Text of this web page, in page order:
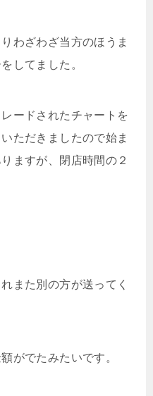
わざわざ当方のほうま
してました。
ードされたチャートを
ただきましたので始ま
ますが、閉店時間の２
また別の方が送ってく
がでたみたいです。